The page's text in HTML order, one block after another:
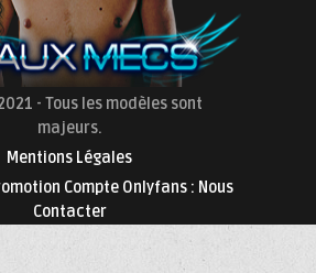
- Tous les modèles sont
majeurs.
Mentions Légales
Compte Onlyfans : Nous
Contacter